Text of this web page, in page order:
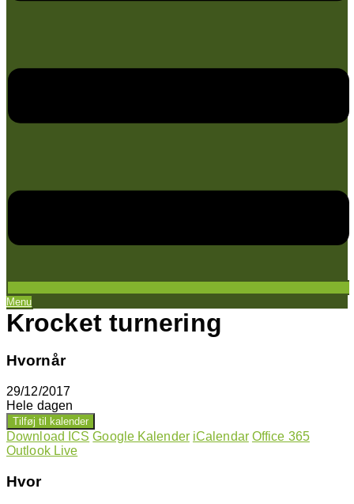
Menu
Krocket turnering
Hvornår
29/12/2017
Hele dagen
Tilføj til kalender
Download ICS Google Kalender iCalendar Office 365
Outlook Live
Hvor